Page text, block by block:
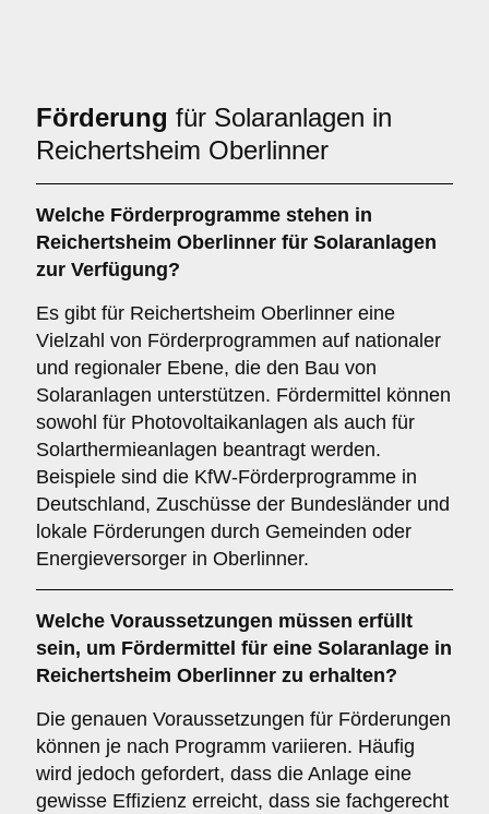
Förderung für Solaranlagen in
Reichertsheim Oberlinner
Welche Förderprogramme stehen in
Reichertsheim Oberlinner für Solaranlagen
zur Verfügung?
Es gibt für Reichertsheim Oberlinner eine
Vielzahl von Förderprogrammen auf nationaler
und regionaler Ebene, die den Bau von
Solaranlagen unterstützen. Fördermittel können
sowohl für Photovoltaikanlagen als auch für
Solarthermieanlagen beantragt werden.
Beispiele sind die KfW-Förderprogramme in
Deutschland, Zuschüsse der Bundesländer und
lokale Förderungen durch Gemeinden oder
Energieversorger in Oberlinner.
Welche Voraussetzungen müssen erfüllt
sein, um Fördermittel für eine Solaranlage in
Reichertsheim Oberlinner zu erhalten?
Die genauen Voraussetzungen für Förderungen
können je nach Programm variieren. Häufig
wird jedoch gefordert, dass die Anlage eine
gewisse Effizienz erreicht, dass sie fachgerecht